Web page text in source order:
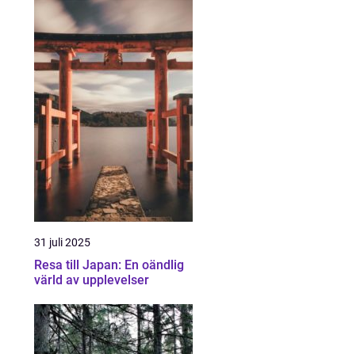
31 juli 2025
Resa till Japan: En oändlig
värld av upplevelser